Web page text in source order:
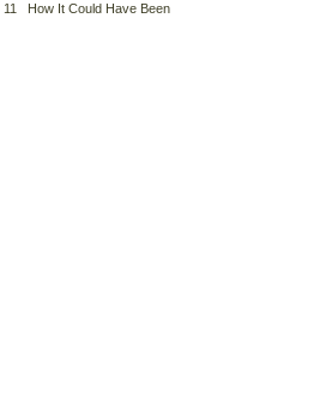
11
How It Could Have Been